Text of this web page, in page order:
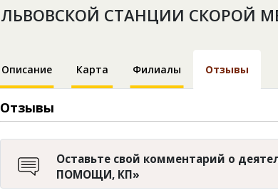
ЛЬВОВСКОЙ СТАНЦИИ СКОРОЙ
Описание Карта Филиалы Отзывы
Отзывы
Оставьте свой комментарий о
ПОМОЩИ, КП»